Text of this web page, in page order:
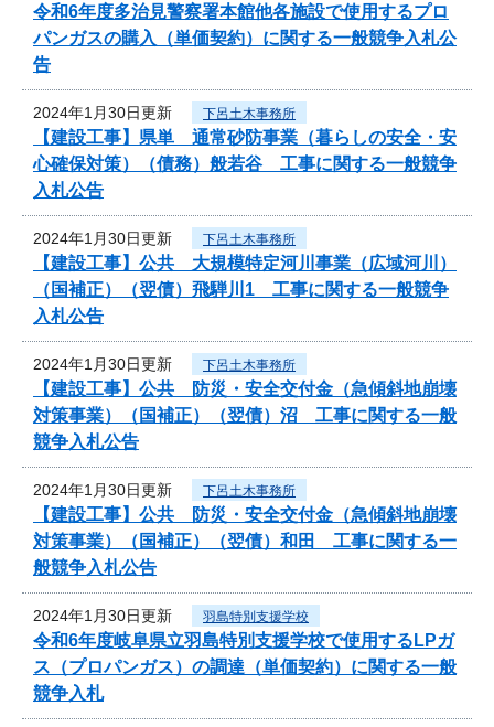
令和6年度多治見警察署本館他各施設で使用するプロ
パンガスの購入（単価契約）に関する一般競争入札公
告
2024年1月30日更新 下呂土木事務所
【建設工事】県単 通常砂防事業（暮らしの安全・安
心確保対策）（債務）般若谷 工事に関する一般競争
入札公告
2024年1月30日更新 下呂土木事務所
【建設工事】公共 大規模特定河川事業（広域河川）
（国補正）（翌債）飛騨川1 工事に関する一般競争
入札公告
2024年1月30日更新 下呂土木事務所
【建設工事】公共 防災・安全交付金（急傾斜地崩壊
対策事業）（国補正）（翌債）沼 工事に関する一般
競争入札公告
2024年1月30日更新 下呂土木事務所
【建設工事】公共 防災・安全交付金（急傾斜地崩壊
対策事業）（国補正）（翌債）和田 工事に関する一
般競争入札公告
2024年1月30日更新 羽島特別支援学校
令和6年度岐阜県立羽島特別支援学校で使用するLPガ
ス（プロパンガス）の調達（単価契約）に関する一般
競争入札